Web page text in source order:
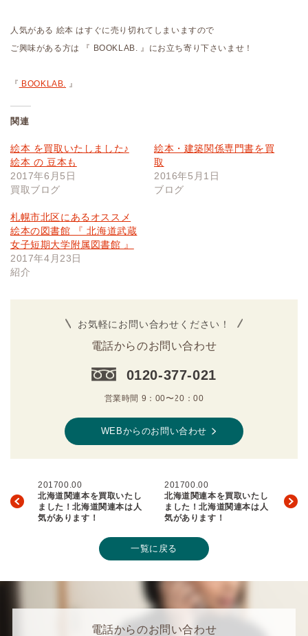
人気がある 絵本 はすぐに売り切れてしまいますので
ご興味がある方は 『 BOOKLAB. 』にお立ち寄り下さいませ！
『 BOOKLAB. 』
関連
絵本 を買取いたしました♪
絵本 の 豆本も
2017年6月5日
買取ブログ
絵本・建築関係専門書を買
取
2016年5月1日
ブログ
札幌市北区にあるオススメ
絵本の図書館 『 北海道武蔵
女子短期大学附属図書館 』
2017年4月23日
紹介
お気軽にお問い合わせください！
電話からのお問い合わせ
0120-377-021
営業時間 9：00〜20：00
WEBからのお問い合わせ
201700.00
北海道関連本を買取いたし
ました！北海道関連本は人
気があります！
201700.00
北海道関連本を買取いたし
ました！北海道関連本は人
気があります！
一覧に戻る
電話からのお問い合わせ